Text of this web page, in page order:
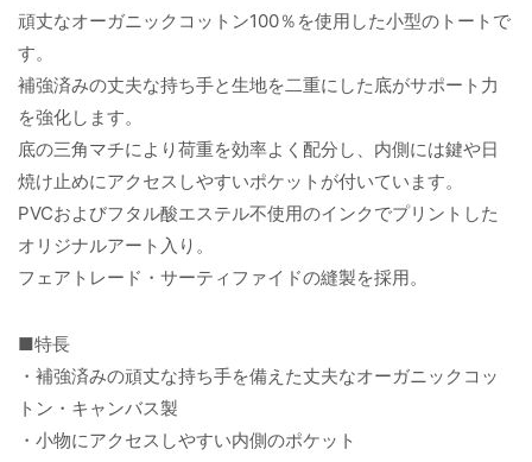
頑丈なオーガニックコットン100％を使用した小型のトートで
す。
補強済みの丈夫な持ち手と生地を二重にした底がサポート力
を強化します。
底の三角マチにより荷重を効率よく配分し、内側には鍵や日
焼け止めにアクセスしやすいポケットが付いています。
PVCおよびフタル酸エステル不使用のインクでプリントした
オリジナルアート入り。
フェアトレード・サーティファイドの縫製を採用。
■特長
・補強済みの頑丈な持ち手を備えた丈夫なオーガニックコッ
トン・キャンバス製
・小物にアクセスしやすい内側のポケット